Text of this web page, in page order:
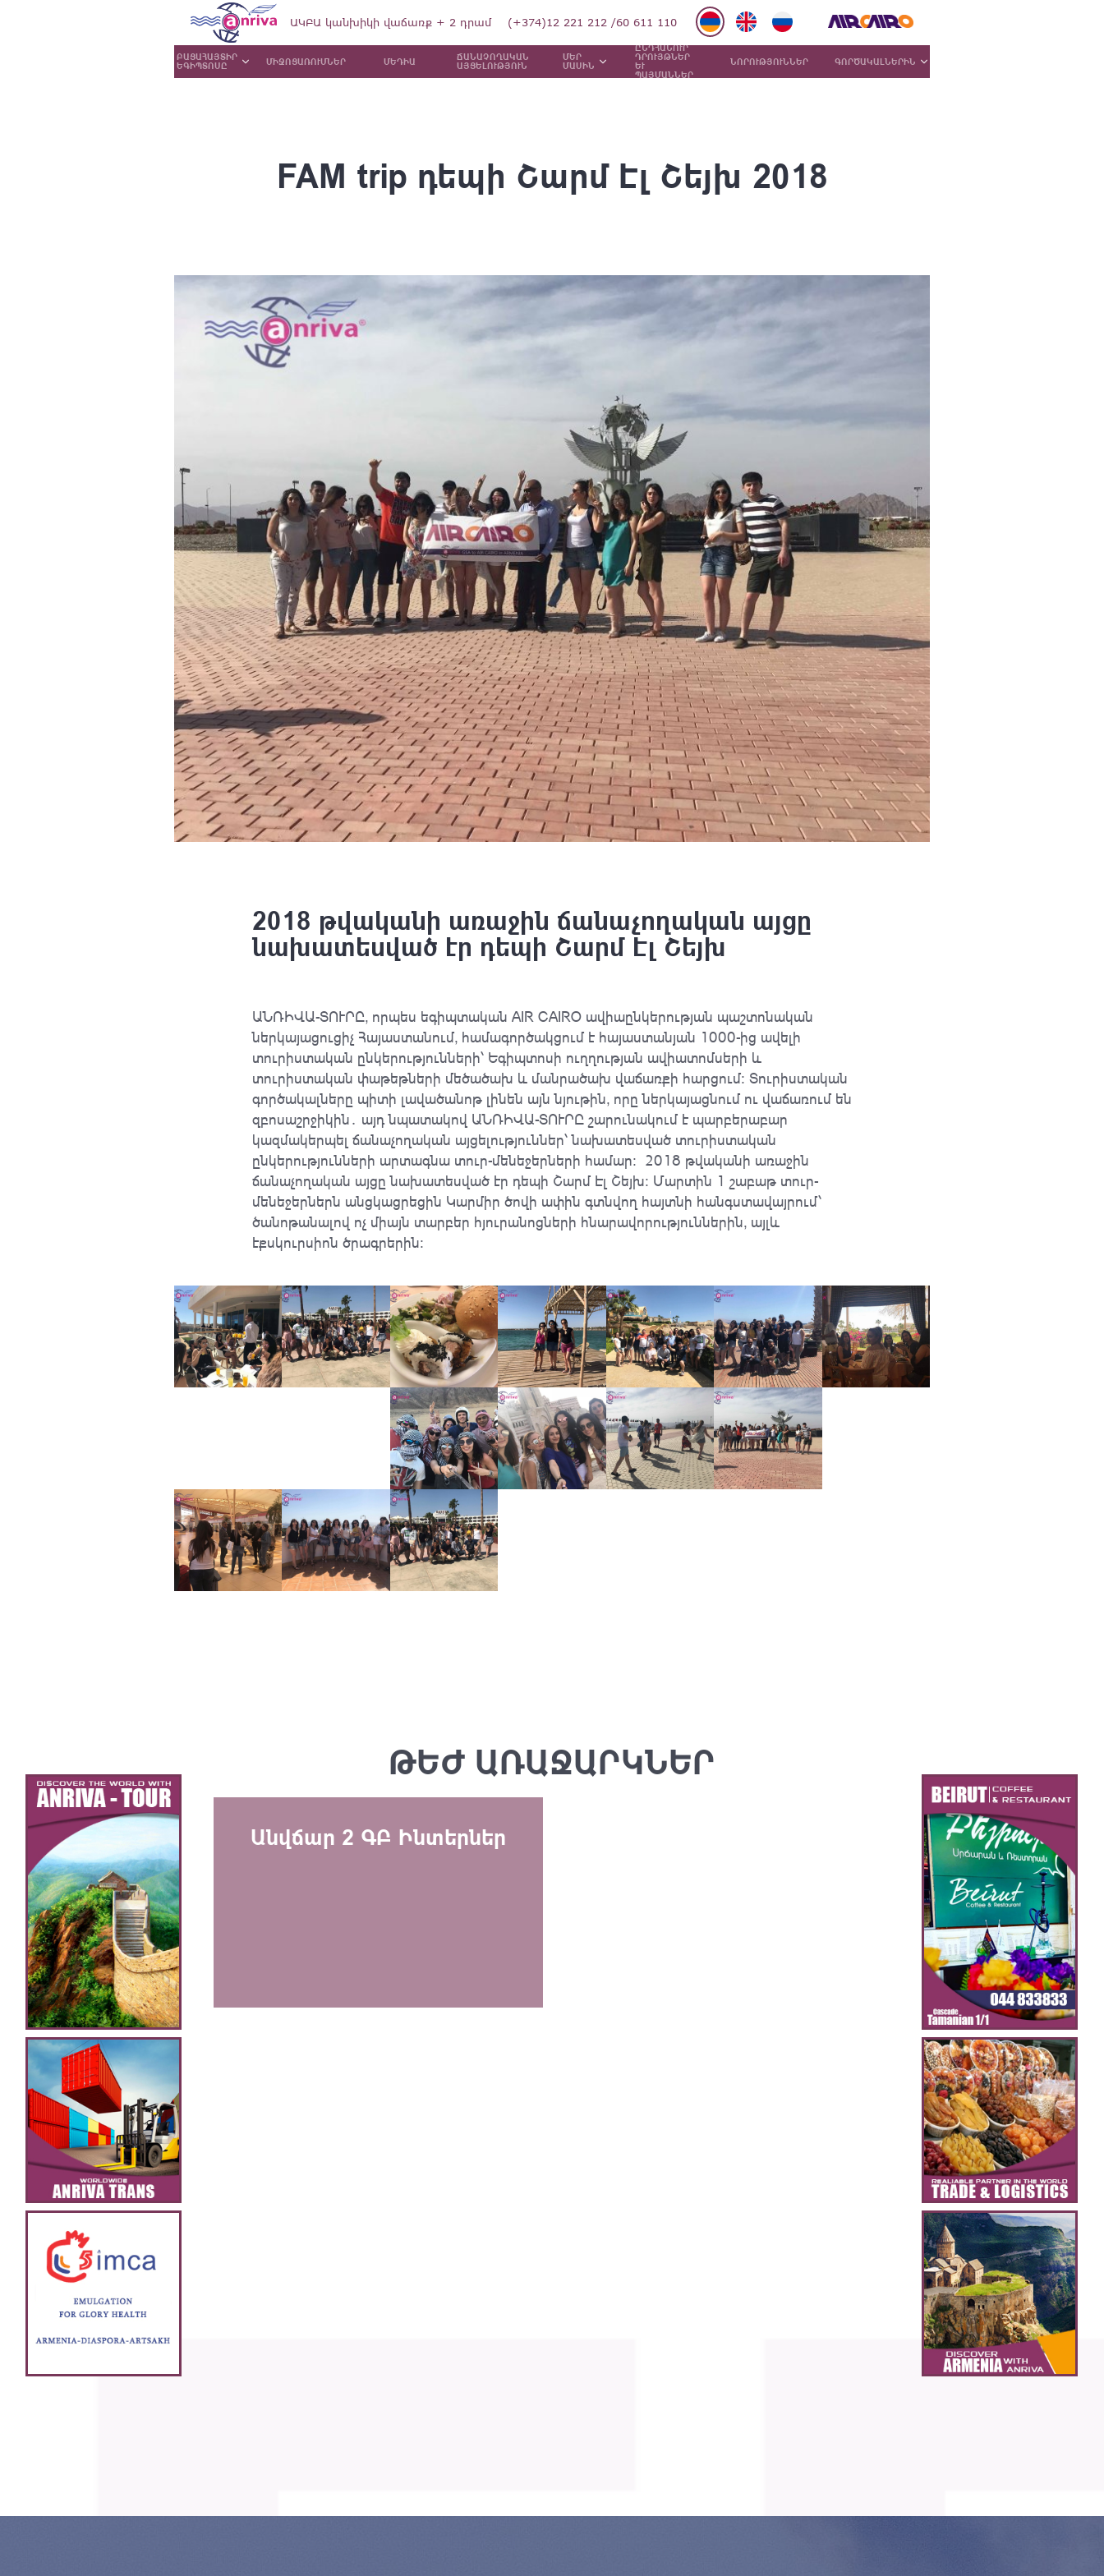
ԱԿԲԱ կանխիկի վաճառք + 2 դրամ (+374)12 221 212 /60 611 110
ԲԱՑԱՀԱՅՏԻՐ
ԵԳԻՊՏՈՍԸ
ՄԻՋՈՑԱՌՈՒՄՆԵՐ ՄԵԴԻԱ
ՃԱՆԱՉՈՂԱԿԱՆ
ԱՅՑԵԼՈՒԹՅՈՒՆ
ՄԵՐ
ՄԱՍԻՆ
ԸՆԴՀԱՆՈՒՐ
ԴՐՈՒՅԹՆԵՐ
ԵՒ
ՊԱՅՄԱՆՆԵՐ
ՆՈՐՈՒԹՅՈՒՆՆԵՐ ԳՈՐԾԱԿԱԼՆԵՐԻՆ
FAM trip դեպի Շարմ Էլ Շեյխ 2018
2018 թվականի առաջին ճանաչողական այցը
նախատեսված էր դեպի Շարմ Էլ Շեյխ
ԱՆՌԻՎԱ-ՏՈՒՐԸ, որպես եգիպտական AIR CAIRO ավիաընկերության պաշտոնական
ներկայացուցիչ Հայաստանում, համագործակցում է հայաստանյան 1000-ից ավելի
տուրիստական ընկերությունների՝ Եգիպտոսի ուղղության ավիատոմսերի և
տուրիստական փաթեթների մեծածախ և մանրածախ վաճառքի հարցում։ Տուրիստական
գործակալները պիտի լավածանոթ լինեն այն նյութին, որը ներկայացնում ու վաճառում են
զբոսաշրջիկին․ այդ նպատակով ԱՆՌԻՎԱ-ՏՈՒՐԸ շարունակում է պարբերաբար
կազմակերպել ճանաչողական այցելություններ՝ նախատեսված տուրիստական
ընկերությունների արտագնա տուր-մենեջերների համար։ 2018 թվականի առաջին
ճանաչողական այցը նախատեսված էր դեպի Շարմ Էլ Շեյխ։ Մարտին 1 շաբաթ տուր-
մենեջերներն անցկացրեցին Կարմիր ծովի ափին գտնվող հայտնի հանգստավայրում՝
ծանոթանալով ոչ միայն տարբեր հյուրանոցների հնարավորություններին, այլև
էքսկուրսիոն ծրագրերին։
ԹԵԺ ԱՌԱՋԱՐԿՆԵՐ
Անվճար 2 ԳԲ Ինտերներ